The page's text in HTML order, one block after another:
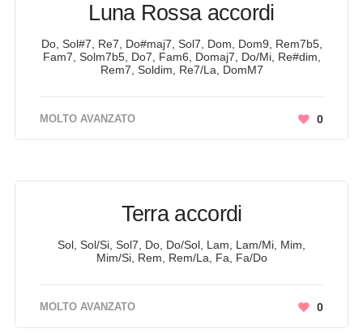
Luna Rossa accordi
Do, Sol#7, Re7, Do#maj7, Sol7, Dom, Dom9, Rem7b5,
Fam7, Solm7b5, Do7, Fam6, Domaj7, Do/Mi, Re#dim,
Rem7, Soldim, Re7/La, DomM7
MOLTO AVANZATO 0
Terra accordi
Sol, Sol/Si, Sol7, Do, Do/Sol, Lam, Lam/Mi, Mim,
Mim/Si, Rem, Rem/La, Fa, Fa/Do
MOLTO AVANZATO 0